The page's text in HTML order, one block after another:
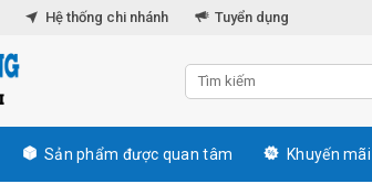
Hệ thống chi nhánh Tuyển dụng
Sản phẩm được quan tâm Khuyến mãi